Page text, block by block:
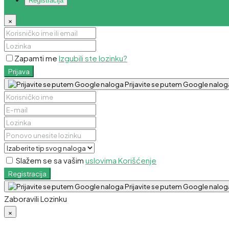
×
Zapamti me Izgubili ste lozinku?
Prijava
Prijavite se putem Google
Slažem se sa vašim uslovima Korišćenje
Registracija
Prijavite se putem Google
Zaboravili Lozinku
×